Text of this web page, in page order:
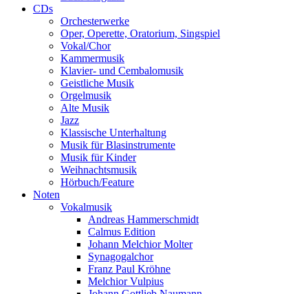
CDs
Orchesterwerke
Oper, Operette, Oratorium, Singspiel
Vokal/Chor
Kammermusik
Klavier- und Cembalomusik
Geistliche Musik
Orgelmusik
Alte Musik
Jazz
Klassische Unterhaltung
Musik für Blasinstrumente
Musik für Kinder
Weihnachtsmusik
Hörbuch/Feature
Noten
Vokalmusik
Andreas Hammerschmidt
Calmus Edition
Johann Melchior Molter
Synagogalchor
Franz Paul Kröhne
Melchior Vulpius